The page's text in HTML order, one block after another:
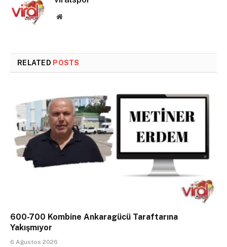
Website
RELATED POSTS
600-700 Kombine Ankaragücü Taraftarına
Yakışmıyor
6 Ağustos 2026